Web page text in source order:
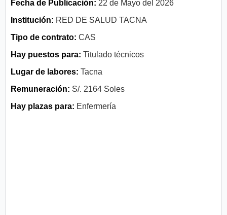
Fecha de Publicación: 22 de Mayo del 2026
Institución: RED DE SALUD TACNA
Tipo de contrato: CAS
Hay puestos para: Titulado técnicos
Lugar de labores: Tacna
Remuneración: S/. 2164 Soles
Hay plazas para: Enfermería